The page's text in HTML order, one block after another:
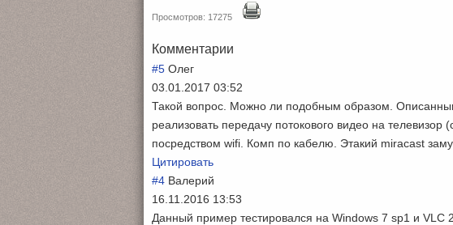
Просмотров: 17275
Комментарии
#5 Олег
03.01.2017 03:52
Такой вопрос. Можно ли подобным образом.
реализовать передачу потокового видео на телевизор
посредством wifi. Комп по кабелю. Этакий miracast
Цитировать
#4 Валерий
16.11.2016 13:53
Данный пример тестировался на Windows 7 sp1 и VLC